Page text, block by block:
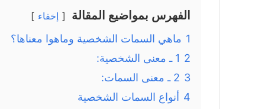
الفهرس بمواضيع المقالة إخفاء
1 ماهي السمات الشخصية وماهوا معناها؟
2 1 ـ معنى الشخصية:
3 2 ـ معنى السمات:
4 أنواع السمات الشخصية